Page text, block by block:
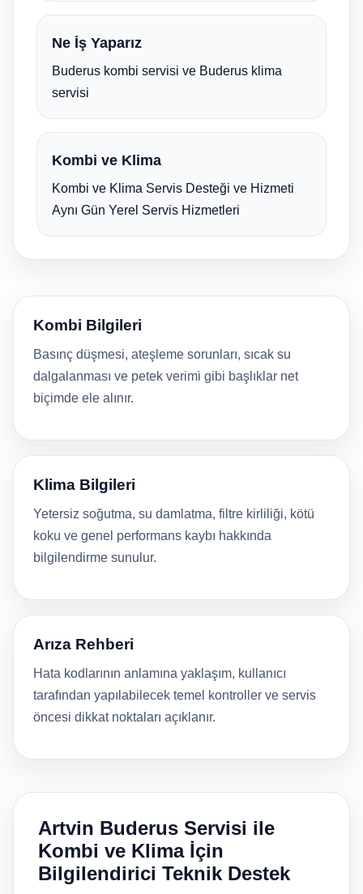
Ne İş Yaparız
Buderus kombi servisi ve Buderus klima
servisi
Kombi ve Klima
Kombi ve Klima Servis Desteği ve Hizmeti
Aynı Gün Yerel Servis Hizmetleri
Kombi Bilgileri
Basınç düşmesi, ateşleme sorunları, sıcak su
dalgalanması ve petek verimi gibi başlıklar net
biçimde ele alınır.
Klima Bilgileri
Yetersiz soğutma, su damlatma, filtre kirliliği, kötü
koku ve genel performans kaybı hakkında
bilgilendirme sunulur.
Arıza Rehberi
Hata kodlarının anlamına yaklaşım, kullanıcı
tarafından yapılabilecek temel kontroller ve servis
öncesi dikkat noktaları açıklanır.
Artvin Buderus Servisi ile
Kombi ve Klima İçin
Bilgilendirici Teknik Destek